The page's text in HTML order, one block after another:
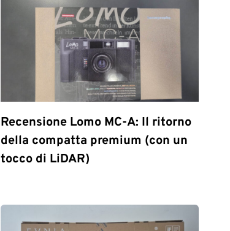
Recensione Lomo MC-A: Il ritorno
della compatta premium (con un
tocco di LiDAR)